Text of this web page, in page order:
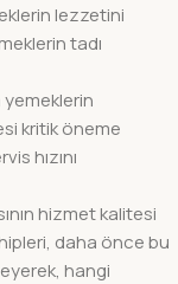
lezzetini
tadı
kritik öneme
hızını
hizmet kalitesi
daha önce bu
hangi